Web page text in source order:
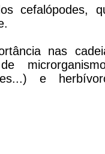
cefalópodes,
nas
e